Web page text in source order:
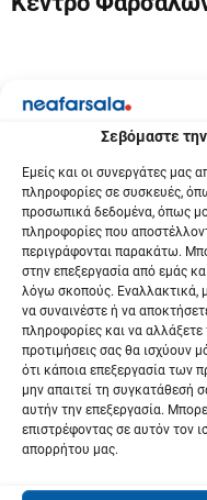
Σεβόμαστε την
Εμείς και οι συνεργάτες μας
πληροφορίες σε συσκευές,
προσωπικά δεδομένα, όπως
πληροφορίες που
περιγράφονται παρακάτω.
στην επεξεργασία από εμάς
λόγω σκοπούς. Εναλλακτικά,
να συναινέστε ή να
πληροφορίες και να αλλάξετε
προτιμήσεις σας θα ισχύουν
ότι κάποια επεξεργασία των
μην απαιτεί τη συγκατάθεσή
αυτήν την επεξεργασία.
επιστρέφοντας σε αυτόν τον
απορρήτου μας.
η
ρ
θ
ρ
ω
ν